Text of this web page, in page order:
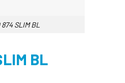
SLIM BL
BL